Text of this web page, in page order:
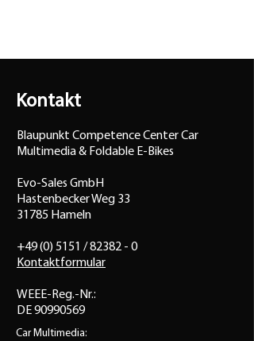
Kontakt
Blaupunkt Competence Center Car
Multimedia & Foldable E-Bikes
Evo-Sales GmbH
Hastenbecker Weg 33
31785 Hameln
+49 (0) 5151 / 82382 - 0
Kontaktformular
WEEE-Reg.-Nr.:
DE 90990569
Car Multimedia: